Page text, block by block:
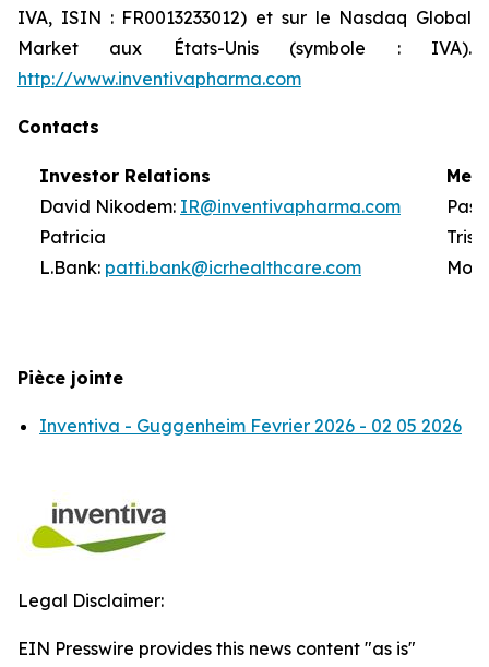
IVA, ISIN : FR0013233012) et sur le Nasdaq Global
Market aux États-Unis (symbole : IVA).
http://www.inventivapharma.com
Contacts
Investor Relations
David Nikodem: IR@inventivapharma.com
Patricia
L.Bank: patti.bank@icrhealthcare.com
Pièce jointe
Inventiva - Guggenheim Fevrier 2026 - 02 05 2026
Legal Disclaimer:
EIN Presswire provides this news content "as is"